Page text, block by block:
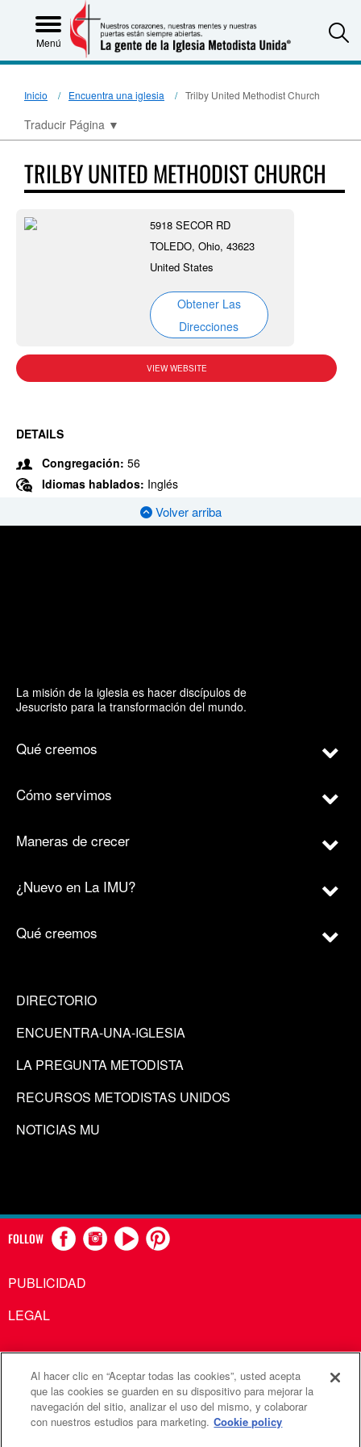
Menú
Inicio Encuentra una iglesia Trilby United Methodist Church
Traducir Página ▼
TRILBY UNITED METHODIST CHURCH
5918 SECOR RD
TOLEDO, Ohio, 43623
United States
Obtener Las
Direcciones
VIEW WEBSITE
DETAILS
Congregación: 56
Idiomas hablados: Inglés
Volver arriba
La misión de la iglesia es hacer discípulos de
Jesucristo para la transformación del mundo.
Qué creemos
Cómo servimos
Maneras de crecer
¿Nuevo en La IMU?
Qué creemos
DIRECTORIO
ENCUENTRA-UNA-IGLESIA
LA PREGUNTA METODISTA
RECURSOS METODISTAS UNIDOS
NOTICIAS MU
FOLLOW
PUBLICIDAD
LEGAL
Comunicaciones Metodistas Unidas es una agencia de la
Iglesia Metodista Unida
©2026Comunicaciones Metodistas Unidas. Reservados
Al hacer clic en “Aceptar todas las cookies”, usted acepta
que las cookies se guarden en su dispositivo para mejorar la
navegación del sitio, analizar el uso del mismo, y colaborar
con nuestros estudios para marketing. Cookie policy